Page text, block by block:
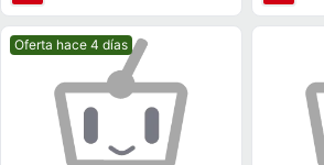
Mejor precio.
Oferta hace 4 días